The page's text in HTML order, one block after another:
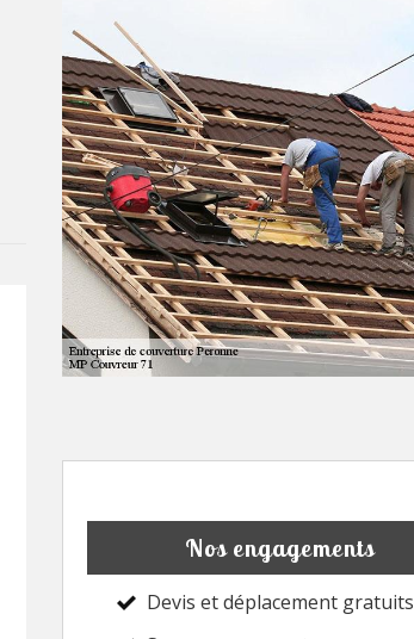
Nos engagements
Devis et déplacement gratuits